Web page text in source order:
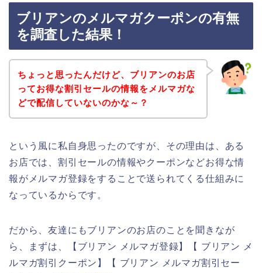
ブリアンのメルマガクーポンの有無
を調査した結果！
ちょっと思ったんだけど、ブリアンのお店
ってお得な割引セールの情報をメルマガな
どで配信していないのかな～？
という風に私自身思ったのですが、その理由は、ある
お店では、割引セールの情報やクーポンなどお得な情
報がメルマガ登録をすることで送られてくる仕組みに
なっているからです。
だから、友達にもブリアンのお店のことを聞きなが
ら、まずは、【ブリアン メルマガ登録】【 ブリアン メ
ルマガ割引クーポン】【 ブリアン メルマガ割引セー